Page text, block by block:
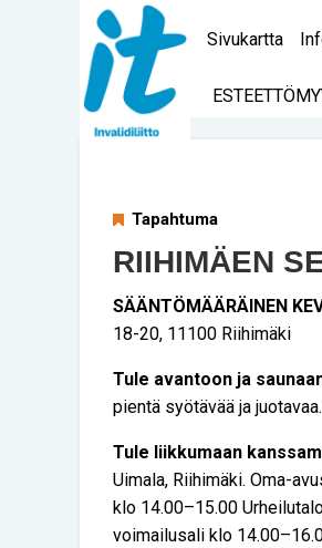
Sivukartta
Tapahtuma
RIIHIMÄEN
SÄÄNTÖMÄÄRÄINEN
18-20, 11100 Riihimäki
Tule avantoon ja
pientä syötävää ja
Tule liikkumaan
Uimala, Riihimäki. Oma-
klo 14.00–15.00
voimailusali klo